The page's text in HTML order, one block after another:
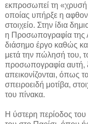
εκπροσωπεί τη «χρυσή
οποίας υπήρξε η
στοιχείο. Στην ίδια
η Προσωπογραφία της
διάσημο έργο καθώς
μετά την πώλησή του,
προσωπογραφία αυτή,
απεικονίζονται, όπως
σπειροειδή μοτίβα,
του πίνακα.
Η ύστερη περίοδος του